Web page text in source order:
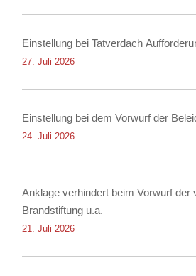
Einstellung bei Tatverdach
27. Juli 2026
Einstellung bei dem Vorwurf der
24. Juli 2026
Anklage verhindert beim Vorwurf der
Brandstiftung u.a.
21. Juli 2026